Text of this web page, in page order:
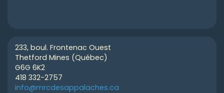
233, boul. Frontenac Ouest
Thetford Mines (Québec)
G6G 6K2
418 332-2757
info@mrcdesappalaches.ca